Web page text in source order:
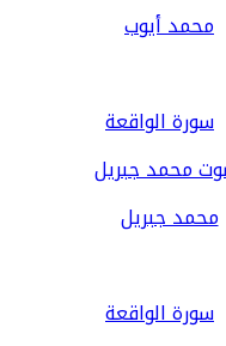
محمد أيوب
محمد جبريل